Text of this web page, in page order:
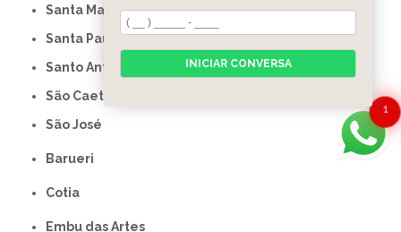
Santa Maria
Santa Paula
Santo Antônio
São Caetano do Sul
São José
Barueri
Cotia
Embu das Artes
1
INICIAR CONVERSA